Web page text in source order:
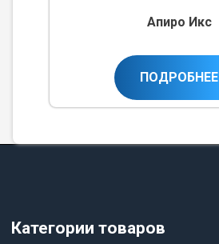
Апиро Икс
ПОДРОБНЕЕ
Категории товаров